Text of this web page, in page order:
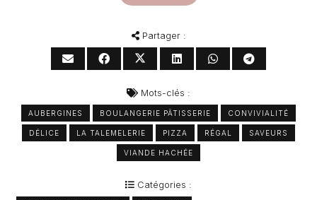
Partager :
Mots-clés :
AUBERGINES BOULANGERIE PÂTISSERIE CONVIVIALITÉ
DÉLICE LA TALEMELERIE PIZZA RÉGAL SAVEURS
VIANDE HACHÉE
Catégories :